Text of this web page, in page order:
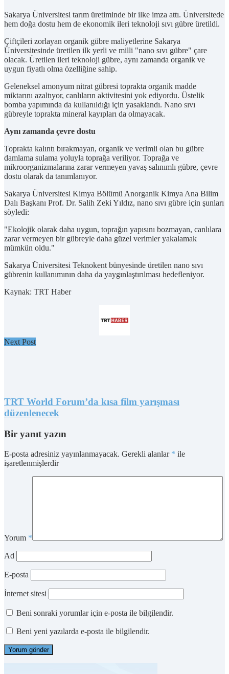
Sakarya Üniversitesi tarım üretiminde bir ilke imza attı. Üniversitede
hem doğa dostu hem de ekonomik ileri teknoloji sıvı gübre üretildi.
Çiftçileri zorlayan organik gübre maliyetlerine Sakarya
Üniversitesinde üretilen ilk yerli ve milli "nano sıvı gübre" çare
olacak. Üretilen ileri teknoloji gübre, aynı zamanda organik ve
uygun fiyatlı olma özelliğine sahip.
Geleneksel amonyum nitrat gübresi toprakta organik madde
miktarını azaltıyor, canlıların aktivitesini yok ediyordu. Üstelik
bomba yapımında da kullanıldığı için yasaklandı. Nano sıvı
gübreyle toprakta mineral kayıpları da olmayacak.
Aynı zamanda çevre dostu
Toprakta kalıntı bırakmayan, organik ve verimli olan bu gübre
damlama sulama yoluyla toprağa veriliyor. Toprağa ve
mikroorganizmalarına zarar vermeyen yavaş salınımlı gübre, çevre
dostu olarak da tanımlanıyor.
Sakarya Üniversitesi Kimya Bölümü Anorganik Kimya Ana Bilim
Dalı Başkanı Prof. Dr. Salih Zeki Yıldız, nano sıvı gübre için şunları
söyledi:
"Ekolojik olarak daha uygun, toprağın yapısını bozmayan, canlılara
zarar vermeyen bir gübreyle daha güzel verimler yakalamak
mümkün oldu."
Sakarya Üniversitesi Teknokent bünyesinde üretilen nano sıvı
gübrenin kullanımının daha da yaygınlaştırılması hedefleniyor.
Kaynak: TRT Haber
Next Post
TRT World Forum’da kısa film yarışması
düzenlenecek
Bir yanıt yazın
E-posta adresiniz yayınlanmayacak. Gerekli alanlar * ile
işaretlenmişlerdir
Yorum *
Ad
E-posta
İnternet sitesi
Beni sonraki yorumlar için e-posta ile bilgilendir.
Beni yeni yazılarda e-posta ile bilgilendir.